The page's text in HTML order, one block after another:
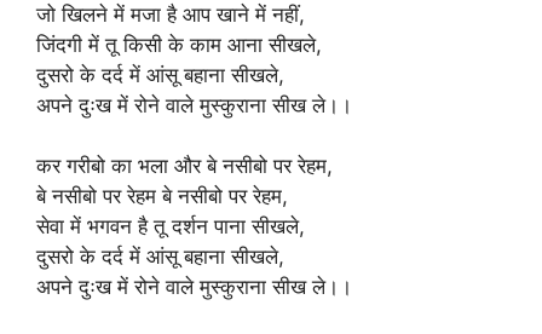
जो खिलने में मजा है आप खाने में नहीं,
जिंदगी में तू किसी के काम आना सीखले,
दुसरो के दर्द में आंसू बहाना सीखले,
अपने दुःख में रोने वाले मुस्कुराना सीख ले।।
कर गरीबो का भला और बे नसीबो पर रेहम,
बे नसीबो पर रेहम बे नसीबो पर रेहम,
सेवा में भगवन है तू दर्शन पाना सीखले,
दुसरो के दर्द में आंसू बहाना सीखले,
अपने दुःख में रोने वाले मुस्कुराना सीख ले।।